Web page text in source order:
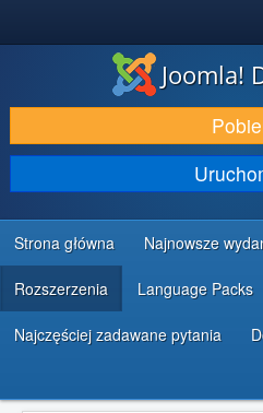
DODATKI I ROZSZERZENIA
ODKRYJ & POZNAJ
SPOŁECZNOŚĆ & WSPARCIE
ZASOBY DLA PROGRAMISTÓW
Joomla!
Strona główna Najnowsze
Rozszerzenia Language Packs
Najczęściej zadawane pytania